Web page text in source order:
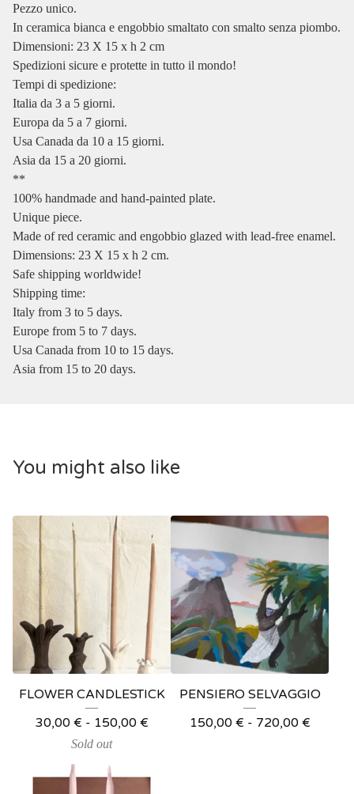
Pezzo unico.
In ceramica bianca e engobbio smaltato con smalto senza piombo.
Dimensioni: 23 X 15 x h 2 cm
Spedizioni sicure e protette in tutto il mondo!
Tempi di spedizione:
Italia da 3 a 5 giorni.
Europa da 5 a 7 giorni.
Usa Canada da 10 a 15 giorni.
Asia da 15 a 20 giorni.
**
100% handmade and hand-painted plate.
Unique piece.
Made of red ceramic and engobbio glazed with lead-free enamel.
Dimensions: 23 X 15 x h 2 cm.
Safe shipping worldwide!
Shipping time:
Italy from 3 to 5 days.
Europe from 5 to 7 days.
Usa Canada from 10 to 15 days.
Asia from 15 to 20 days.
You might also like
FLOWER CANDLESTICK
30,00 € - 150,00 €
Sold out
PENSIERO SELVAGGIO
150,00 € - 720,00 €